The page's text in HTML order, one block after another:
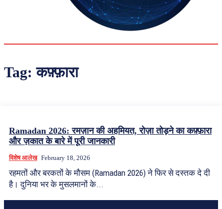
Tag:कफ़्फ़ारा
Ramadan 2026: रमज़ान की अहमियत, रोज़ा तोड़ने का कफ़्फ़ारा
और ज़कात के बारे में पूरी जानकारी
विशेष आलेख February 18, 2026
रहमतों और बरकतों के मौसम (Ramadan 2026) ने फिर से दस्तक दे दी
है। दुनिया भर के मुसलमानों के...